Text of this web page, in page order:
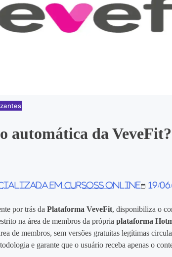
automática da
em Cursoss Online 19/
por trás daPlataforma VeveFit, disponibiliza o
na área de membros da própriaplataforma
de membros, sem versões gratuitas legítimas
e garante que o usuário receba apenas o